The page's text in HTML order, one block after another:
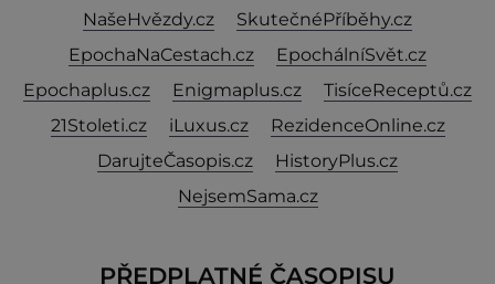
NašeHvězdy.cz
SkutečnéPříběhy.cz
EpochaNaCestach.cz
EpochálníSvět.cz
Epochaplus.cz
Enigmaplus.cz
TisíceReceptů.cz
21Stoleti.cz
iLuxus.cz
RezidenceOnline.cz
DarujteČasopis.cz
HistoryPlus.cz
NejsemSama.cz
PŘEDPLATNÉ ČASOPISU